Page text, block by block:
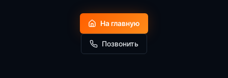
На главную
Позвонить